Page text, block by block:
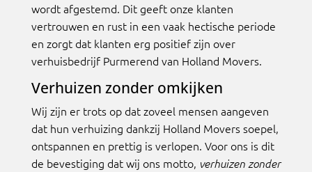
wordt afgestemd. Dit geeft onze klanten
vertrouwen en rust in een vaak hectische periode
en zorgt dat klanten erg positief zijn over
verhuisbedrijf Purmerend van Holland Movers.
Verhuizen zonder omkijken
Wij zijn er trots op dat zoveel mensen aangeven
dat hun verhuizing dankzij Holland Movers soepel,
ontspannen en prettig is verlopen. Voor ons is dit
de bevestiging dat wij ons motto, verhuizen zonder